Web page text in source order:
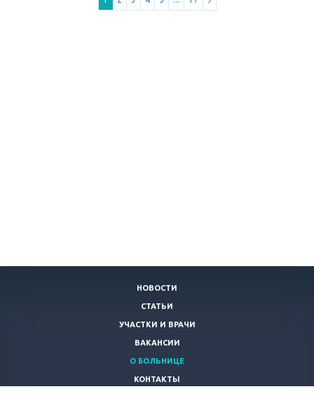
НОВОСТИ
СТАТЬИ
УЧАСТКИ И ВРАЧИ
ВАКАНСИИ
О БОЛЬНИЦЕ
КОНТАКТЫ